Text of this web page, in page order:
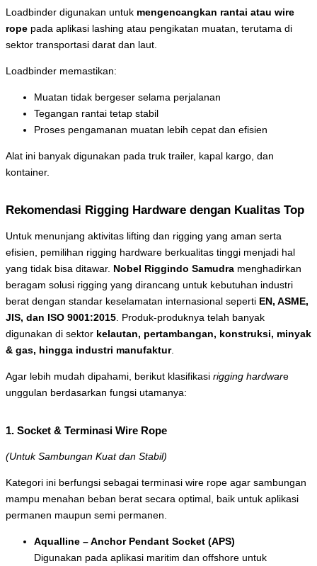
Loadbinder digunakan untuk mengencangkan rantai atau wire
rope pada aplikasi lashing atau pengikatan muatan, terutama di
sektor transportasi darat dan laut.
Loadbinder memastikan:
Muatan tidak bergeser selama perjalanan
Tegangan rantai tetap stabil
Proses pengamanan muatan lebih cepat dan efisien
Alat ini banyak digunakan pada truk trailer, kapal kargo, dan
kontainer.
Rekomendasi Rigging Hardware dengan Kualitas Top
Untuk menunjang aktivitas lifting dan rigging yang aman serta
efisien, pemilihan rigging hardware berkualitas tinggi menjadi hal
yang tidak bisa ditawar. Nobel Riggindo Samudra menghadirkan
beragam solusi rigging yang dirancang untuk kebutuhan industri
berat dengan standar keselamatan internasional seperti EN, ASME,
JIS, dan ISO 9001:2015 . Produk-produknya telah banyak
digunakan di sektor kelautan, pertambangan, konstruksi, minyak
& gas, hingga industri manufaktur.
Agar lebih mudah dipahami, berikut klasifikasi rigging hardware
unggulan berdasarkan fungsi utamanya:
1. Socket & Terminasi Wire Rope
(Untuk Sambungan Kuat dan Stabil)
Kategori ini berfungsi sebagai terminasi wire rope agar sambungan
mampu menahan beban berat secara optimal, baik untuk aplikasi
permanen maupun semi permanen.
Aqualline – Anchor Pendant Socket (APS)
Digunakan pada aplikasi maritim dan offshore untuk